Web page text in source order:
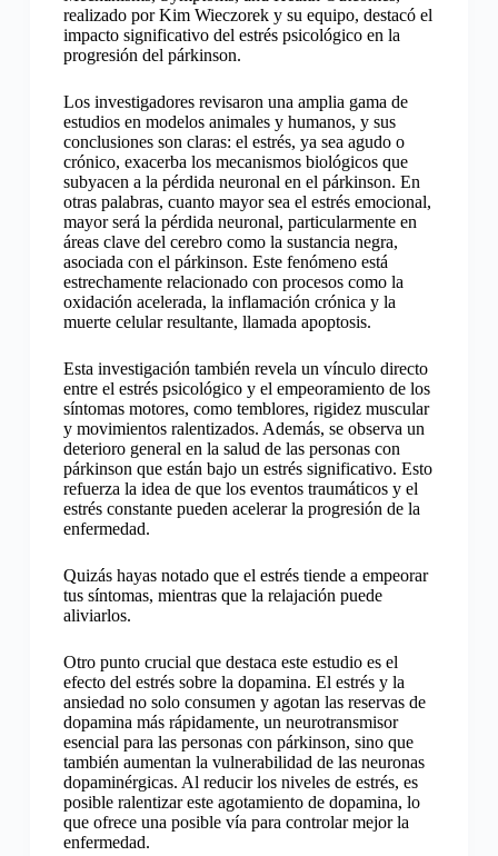
realizado por Kim Wieczorek y su equipo, destacó el
impacto significativo del estrés psicológico en la
progresión del párkinson.
Los investigadores revisaron una amplia gama de
estudios en modelos animales y humanos, y sus
conclusiones son claras: el estrés, ya sea agudo o
crónico, exacerba los mecanismos biológicos que
subyacen a la pérdida neuronal en el párkinson. En
otras palabras, cuanto mayor sea el estrés emocional,
mayor será la pérdida neuronal, particularmente en
áreas clave del cerebro como la sustancia negra,
asociada con el párkinson. Este fenómeno está
estrechamente relacionado con procesos como la
oxidación acelerada, la inflamación crónica y la
muerte celular resultante, llamada apoptosis.
Esta investigación también revela un vínculo directo
entre el estrés psicológico y el empeoramiento de los
síntomas motores, como temblores, rigidez muscular
y movimientos ralentizados. Además, se observa un
deterioro general en la salud de las personas con
párkinson que están bajo un estrés significativo. Esto
refuerza la idea de que los eventos traumáticos y el
estrés constante pueden acelerar la progresión de la
enfermedad.
Quizás hayas notado que el estrés tiende a empeorar
tus síntomas, mientras que la relajación puede
aliviarlos.
Otro punto crucial que destaca este estudio es el
efecto del estrés sobre la dopamina. El estrés y la
ansiedad no solo consumen y agotan las reservas de
dopamina más rápidamente, un neurotransmisor
esencial para las personas con párkinson, sino que
también aumentan la vulnerabilidad de las neuronas
dopaminérgicas. Al reducir los niveles de estrés, es
posible ralentizar este agotamiento de dopamina, lo
que ofrece una posible vía para controlar mejor la
enfermedad.